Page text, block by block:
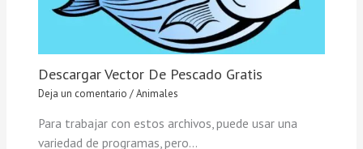
Descargar Vector De Pescado Gratis
Deja un comentario /Animales
Para trabajar con estos archivos, puede usar una
variedad de programas, pero…